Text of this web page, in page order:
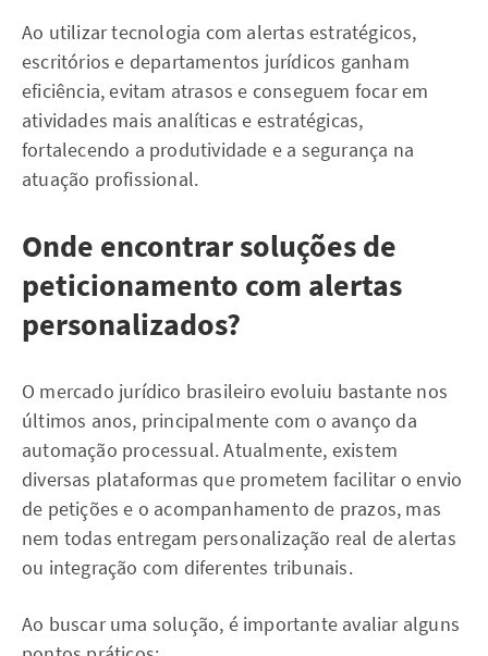
Ao utilizar tecnologia com alertas estratégicos,
escritórios e departamentos jurídicos ganham
eficiência, evitam atrasos e conseguem focar em
atividades mais analíticas e estratégicas,
fortalecendo a produtividade e a segurança na
atuação profissional.
Onde encontrar soluções de
peticionamento com alertas
personalizados?
O mercado jurídico brasileiro evoluiu bastante nos
últimos anos, principalmente com o avanço da
automação processual. Atualmente, existem
diversas plataformas que prometem facilitar o envio
de petições e o acompanhamento de prazos, mas
nem todas entregam personalização real de alertas
ou integração com diferentes tribunais.
Ao buscar uma solução, é importante avaliar alguns